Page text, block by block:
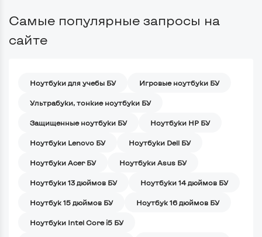
Самые популярные запросы на
сайте
Ноутбуки для учебы БУ Игровые ноутбуки БУ
Ультрабуки, тонкие ноутбуки БУ
Защищенные ноутбуки БУ Ноутбуки HP БУ
Ноутбуки Lenovo БУ Ноутбуки Dell БУ
Ноутбуки Acer БУ Ноутбуки Asus БУ
Ноутбуки 13 дюймов БУ Ноутбуки 14 дюймов БУ
Ноутбук 15 дюймов БУ Ноутбук 16 дюймов БУ
Ноутбуки Intel Core i5 БУ